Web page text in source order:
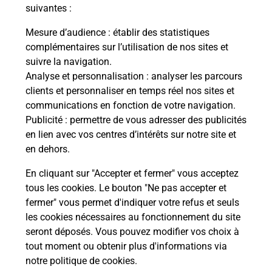
suivantes :
Mesure d’audience : établir des statistiques
complémentaires sur l’utilisation de nos sites et
suivre la navigation.
Analyse et personnalisation : analyser les parcours
clients et personnaliser en temps réel nos sites et
communications en fonction de votre navigation.
Publicité : permettre de vous adresser des publicités
en lien avec vos centres d’intérêts sur notre site et
en dehors.
En cliquant sur "Accepter et fermer" vous acceptez
tous les cookies. Le bouton "Ne pas accepter et
fermer" vous permet d'indiquer votre refus et seuls
les cookies nécessaires au fonctionnement du site
seront déposés. Vous pouvez modifier vos choix à
tout moment ou obtenir plus d'informations via
notre politique de cookies.
Mayenne ALEXAIN